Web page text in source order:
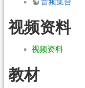
音频集合
视频资料
视频资料
教材